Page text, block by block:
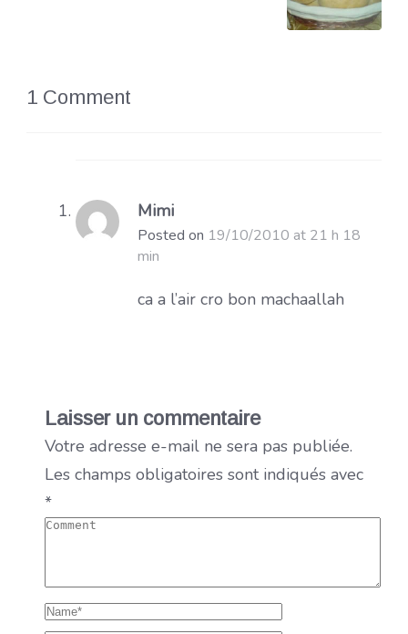
1 Comment
Mimi
Posted on 19/10/2010 at 21 h 18
min
ca a l’air cro bon machaallah
Laisser un commentaire
Votre adresse e-mail ne sera pas publiée.
Les champs obligatoires sont indiqués avec
*